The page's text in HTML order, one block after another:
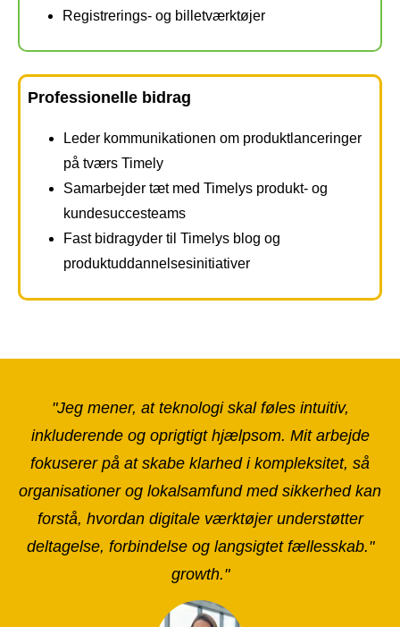
Registrerings- og billetværktøjer
Professionelle bidrag
Leder kommunikationen om produktlanceringer
på tværs Timely
Samarbejder tæt med Timelys produkt- og
kundesuccesteams
Fast bidragyder til Timelys blog og
produktuddannelsesinitiativer
"Jeg mener, at teknologi skal føles intuitiv,
inkluderende og oprigtigt hjælpsom. Mit arbejde
fokuserer på at skabe klarhed i kompleksitet, så
organisationer og lokalsamfund med sikkerhed kan
forstå, hvordan digitale værktøjer understøtter
deltagelse, forbindelse og langsigtet fællesskab."
growth."